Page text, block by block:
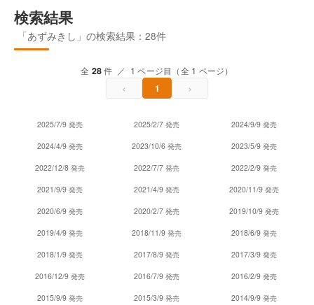
検索結果
「あずみきし」の検索結果：28件
全 28件 ／ 1 ページ目（全 1 ページ）
‹ 1 ›
2025/7/9 発売 2025/2/7 発売 2024/9/9 発売
2024/4/9 発売 2023/10/6 発売 2023/5/9 発売
2022/12/8 発売 2022/7/7 発売 2022/2/9 発売
2021/9/9 発売 2021/4/9 発売 2020/11/9 発売
2020/6/9 発売 2020/2/7 発売 2019/10/9 発売
2019/4/9 発売 2018/11/9 発売 2018/6/9 発売
2018/1/9 発売 2017/8/9 発売 2017/3/9 発売
2016/12/9 発売 2016/7/9 発売 2016/2/9 発売
2015/9/9 発売 2015/3/9 発売 2014/9/9 発売